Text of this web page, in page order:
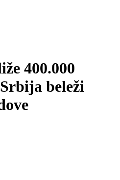
400.000
beleži